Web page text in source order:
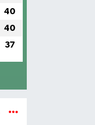
40
40
37